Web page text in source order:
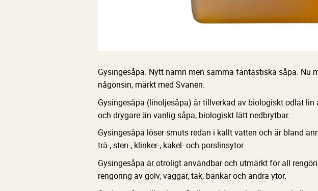
Gysingesåpa. Nytt namn men samma fantastiska såpa. Nu
någonsin, märkt med Svanen.
Gysingesåpa (linoljesåpa) är tillverkad av biologiskt odlat lin
och drygare än vanlig såpa, biologiskt lätt nedbrytbar.
Gysingesåpa löser smuts redan i kallt vatten och är bland
trä-, sten-, klinker-, kakel- och porslinsytor.
Gysingesåpa är otroligt användbar och utmärkt för all
rengöring av golv, väggar, tak, bänkar och andra ytor.